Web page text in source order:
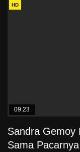
HD
09:23
Sandra Gemoy
Sama